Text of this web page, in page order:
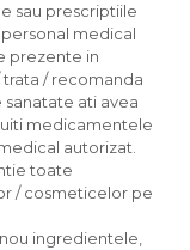
sau prescriptiile
medical
prezente in
/ recomanda
ati avea
medicamentele
autorizat.
toate
/ cosmeticelor pe
ingredientele,